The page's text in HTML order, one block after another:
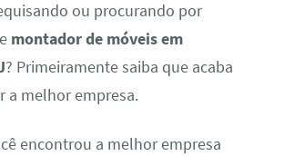
ou procurando por
montador de móveis em
? Primeiramente saiba que acaba
a melhor empresa.
encontrou a melhor empresa